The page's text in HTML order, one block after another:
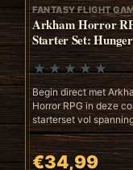
FANTASY FLIGHT
Arkham Horror
Starter Set:
Abyss (ENG)
Begin direct met
Horror RPG in deze
starterset vol
€34,99